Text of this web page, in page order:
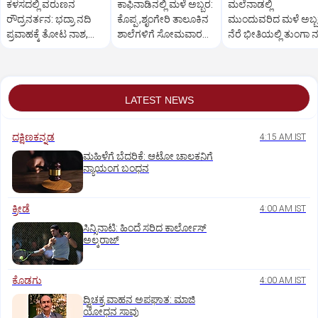
ಕಳಸದಲ್ಲಿ ವರುಣನ
ರೌದ್ರನರ್ತನ: ಭದ್ರಾ ನದಿ
ಪ್ರವಾಹಕ್ಕೆ ತೋಟ ನಾಶ,
ಕಾಫಿನಾಡಿನಲ್ಲಿ ಮಳೆ ಅಬ್ಬರ:
ಕೊಪ್ಪ ,ಶೃಂಗೇರಿ ತಾಲೂಕಿನ
ಶಾಲೆಗಳಿಗೆ ಸೋಮವಾರ
ಮಲೆನಾಡಲ್ಲಿ
ಮುಂದುವರಿದ ಮಳೆ
ನೆರೆ ಭೀತಿಯಲ್ಲಿ ತುಂಗಾ
LATEST NEWS
ದಕ್ಷಿಣಕನ್ನಡ 4:15 AM IST
ಮಹಿಳೆಗೆ ಬೆದರಿಕೆ: ಆಟೋ ಚಾಲಕನಿಗೆ
ನ್ಯಾಯಂಗ ಬಂಧನ
ಕ್ರೀಡೆ 4:00 AM IST
ಸಿನ್ಸಿನಾಟಿ: ಹಿಂದೆ ಸರಿದ ಕಾರ್ಲೋಸ್‌
ಅಲ್ಕರಾಜ್‌
ಕೊಡಗು 4:00 AM IST
ದ್ವಿಚಕ್ರ ವಾಹನ ಅಪಘಾತ: ಮಾಜಿ
ಯೋಧನ ಸಾವು